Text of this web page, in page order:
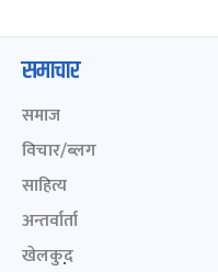
समाचार
समाज
विचार/ब्लग
साहित्य
अन्तर्वार्ता
खेलकुद़़